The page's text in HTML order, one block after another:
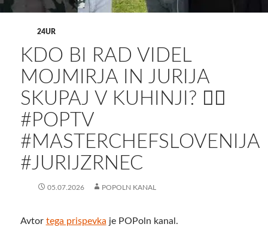
24UR
KDO BI RAD VIDEL
MOJMIRJA IN JURIJA
SKUPAJ V KUHINJI? 🙋‍♀️
#POPTV
#MASTERCHEFSLOVENIJA
#JURIJZRNEC
05.07.2026 POPOLN KANAL
Avtor tega prispevka je POPoln kanal.